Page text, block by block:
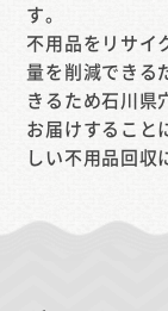
す。
不用品をリサイ
量を削減できる
きるため石川県
お届けすること
しい不用品回収